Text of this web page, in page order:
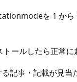
を 1 から
ールしたら正常に
記事・記載が見当